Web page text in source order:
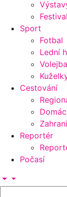
Sport
Fotbal
Lední
Cestování
Reportér
Počasí